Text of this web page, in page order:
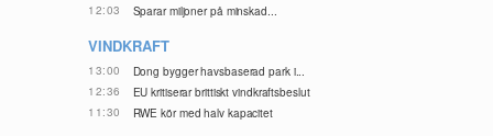
12:03
Sparar miljoner på minskad...
VINDKRAFT
13:00
Dong bygger havsbaserad park i...
12:36
EU kritiserar brittiskt vindkraftsbeslut
11:30
RWE kör med halv kapacitet